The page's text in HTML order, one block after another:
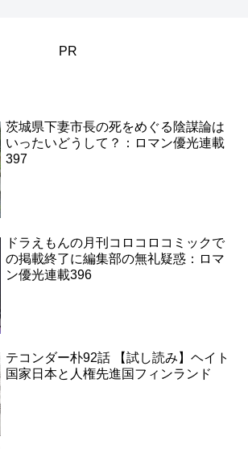
PR
茨城県下妻市長の死をめぐる陰謀論は
いったいどうして？：ロマン優光連載
397
ドラえもんの月刊コロコロコミックで
の掲載終了に編集部の無礼疑惑：ロマ
ン優光連載396
テコンダー朴92話 【試し読み】ヘイト
国家日本と人権先進国フィンランド